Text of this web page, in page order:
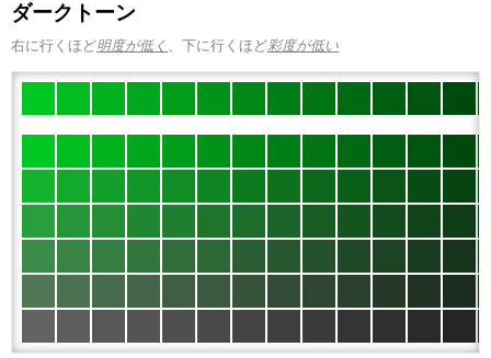
ダークトーン
右に行くほど明度が低く 、下に行くほど彩度が低い